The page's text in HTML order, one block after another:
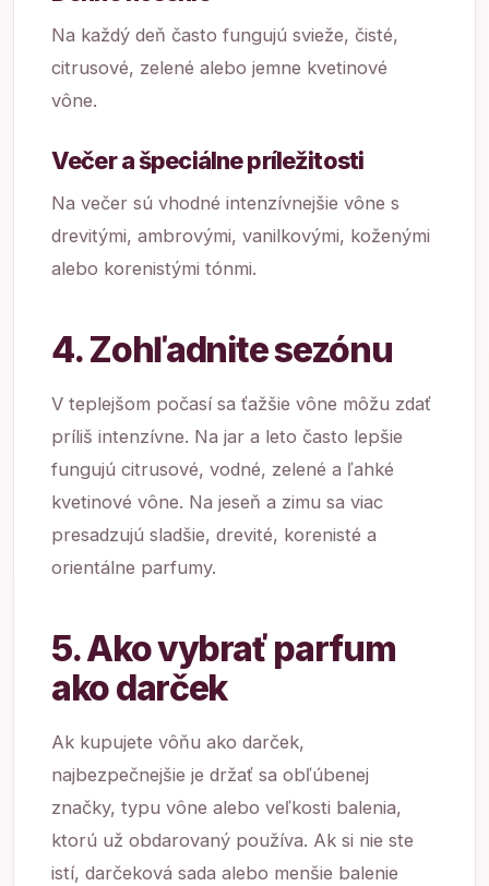
Na každý deň často fungujú svieže, čisté,
citrusové, zelené alebo jemne kvetinové
vône.
Večer a špeciálne príležitosti
Na večer sú vhodné intenzívnejšie vône s
drevitými, ambrovými, vanilkovými, koženými
alebo korenistými tónmi.
4. Zohľadnite sezónu
V teplejšom počasí sa ťažšie vône môžu zdať
príliš intenzívne. Na jar a leto často lepšie
fungujú citrusové, vodné, zelené a ľahké
kvetinové vône. Na jeseň a zimu sa viac
presadzujú sladšie, drevité, korenisté a
orientálne parfumy.
5. Ako vybrať parfum
ako darček
Ak kupujete vôňu ako darček,
najbezpečnejšie je držať sa obľúbenej
značky, typu vône alebo veľkosti balenia,
ktorú už obdarovaný používa. Ak si nie ste
istí, darčeková sada alebo menšie balenie